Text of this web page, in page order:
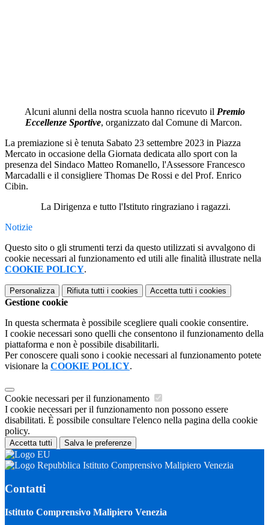
Alcuni alunni della nostra scuola hanno ricevuto il Premio
Eccellenze Sportive, organizzato dal Comune di Marcon.
La premiazione si è tenuta Sabato 23 settembre 2023 in Piazza
Mercato in occasione della Giornata dedicata allo sport con la
presenza del Sindaco Matteo Romanello, l'Assessore Francesco
Marcadalli e il consigliere Thomas De Rossi e del Prof. Enrico
Cibin.
La Dirigenza e tutto l'Istituto ringraziano i ragazzi.
Notizie
Questo sito o gli strumenti terzi da questo utilizzati si avvalgono di
cookie necessari al funzionamento ed utili alle finalità illustrate nella
COOKIE POLICY.
Personalizza Rifiuta tutti i cookies Accetta tutti i cookies
Gestione cookie
In questa schermata è possibile scegliere quali cookie consentire.
I cookie necessari sono quelli che consentono il funzionamento della
piattaforma e non è possibile disabilitarli.
Per conoscere quali sono i cookie necessari al funzionamento potete
visionare la COOKIE POLICY.
Cookie necessari per il funzionamento
I cookie necessari per il funzionamento non possono essere
disabilitati. È possibile consultare l'elenco nella pagina della cookie
policy.
Accetta tutti Salva le preferenze
Istituto Comprensivo Malipiero Venezia
Contatti
Istituto Comprensivo Malipiero Venezia